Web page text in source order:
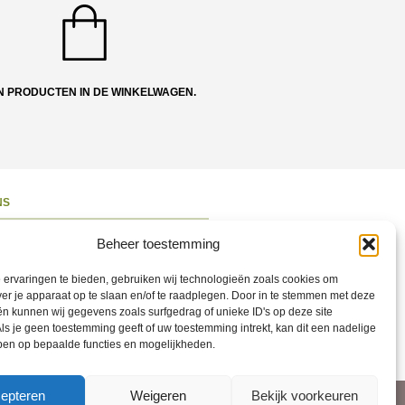
Beheer toestemming
ervaringen te bieden, gebruiken wij technologieën zoals cookies om
je apparaat op te slaan en/of te raadplegen. Door in te stemmen met deze
kunnen wij gegevens zoals surfgedrag of unieke ID's op deze site
je geen toestemming geeft of uw toestemming intrekt, kan dit een nadelige
op bepaalde functies en mogelijkheden.
Weigeren Bekijk voorkeuren
PRODUCTEN IN DE WINKELWAGEN.
opnemen
op Social